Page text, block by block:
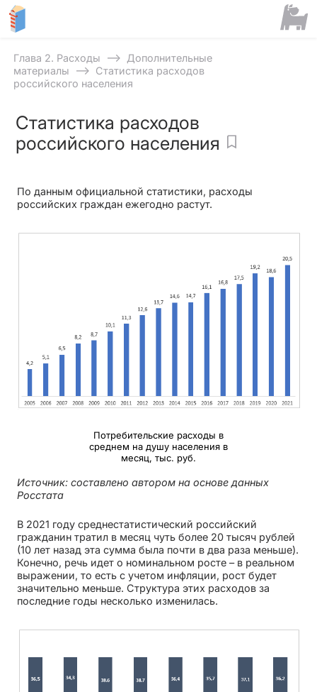
Глава 2. Расходы ⟶ Дополнительные
материалы
⟶ Статистика расходов
российского населения
Статистика расходов
российского населения
По данным официальной статистики, расходы
российских граждан ежегодно растут.
Потребительские расходы в
среднем на душу населения в
месяц, тыс. руб.
Источник: составлено автором на основе данных
Росстата
В 2021 году среднестатистический российский
гражданин тратил в месяц чуть более 20 тысяч рублей
(10 лет назад эта сумма была почти в два раза меньше).
Конечно, речь идет о номинальном росте – в реальном
выражении, то есть с учетом инфляции, рост будет
значительно меньше. Структура этих расходов за
последние годы несколько изменилась.